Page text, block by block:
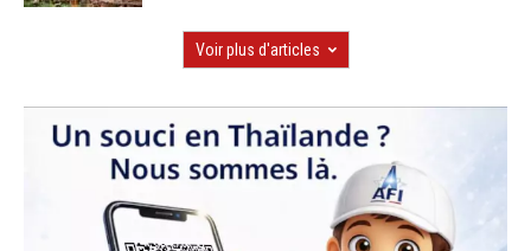
Voir plus d'articles